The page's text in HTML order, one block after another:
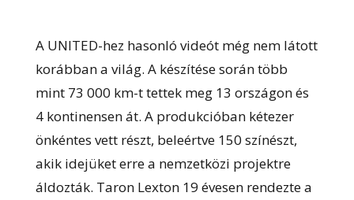
A UNITED-hez hasonló videót még nem látott
korábban a világ. A készítése során több
mint 73 000 km-t tettek meg 13 országon és
4 kontinensen át. A produkcióban kétezer
önkéntes vett részt, beleértve 150 színészt,
akik idejüket erre a nemzetközi projektre
áldozták. Taron Lexton 19 évesen rendezte a